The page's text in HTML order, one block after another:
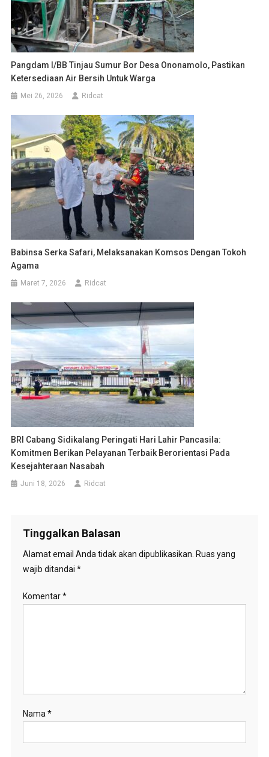
Pangdam I/BB Tinjau Sumur Bor Desa Ononamolo, Pastikan
Ketersediaan Air Bersih Untuk Warga
Mei 26, 2026 Ridcat
Babinsa Serka Safari, Melaksanakan Komsos Dengan Tokoh
Agama
Maret 7, 2026 Ridcat
BRI Cabang Sidikalang Peringati Hari Lahir Pancasila:
Komitmen Berikan Pelayanan Terbaik Berorientasi Pada
Kesejahteraan Nasabah
Juni 18, 2026 Ridcat
Tinggalkan Balasan
Alamat email Anda tidak akan dipublikasikan. Ruas yang
wajib ditandai *
Komentar*
Nama *